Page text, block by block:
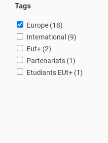
Tags
Europe (18résultats
)
International (9résultats
)
Eut+ (2résultats
)
Partenariats (1résultat
)
Etudiants EUt+ (1résultat
)